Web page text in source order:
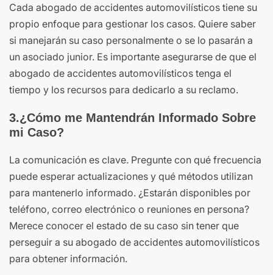
Cada abogado de accidentes automovilísticos tiene su
propio enfoque para gestionar los casos. Quiere saber
si manejarán su caso personalmente o se lo pasarán a
un asociado junior. Es importante asegurarse de que el
abogado de accidentes automovilísticos tenga el
tiempo y los recursos para dedicarlo a su reclamo.
3.¿Cómo me Mantendrán Informado Sobre
mi Caso?
La comunicación es clave. Pregunte con qué frecuencia
puede esperar actualizaciones y qué métodos utilizan
para mantenerlo informado. ¿Estarán disponibles por
teléfono, correo electrónico o reuniones en persona?
Merece conocer el estado de su caso sin tener que
perseguir a su abogado de accidentes automovilísticos
para obtener información.